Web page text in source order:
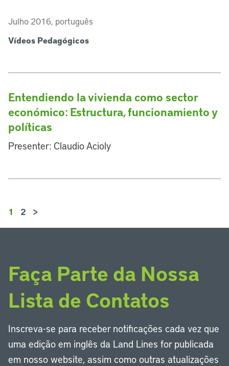
Julho 2016, português
Vídeos Pedagógicos
Entendiendo la vivienda como sector
económico: Estructura, funcionamiento y
políticas
Presenter: Claudio Acioly
1 2 >
Faça Parte da Nossa
Lista de Contatos
Inscreva-se para receber notificações cada vez que
uma edição em inglês da Land Lines for publicada
em nosso website, assim como outras atualizações